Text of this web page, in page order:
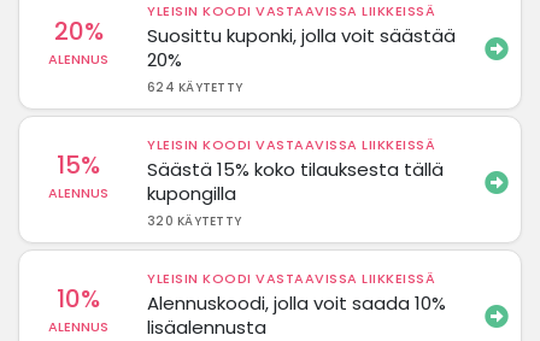
20%
ALENNUS
YLEISIN KOODI VASTAAVISSA LIIKKEISSÄ
Suosittu kuponki, jolla voit säästää
20%
624 KÄYTETTY
15%
ALENNUS
YLEISIN KOODI VASTAAVISSA LIIKKEISSÄ
Säästä 15% koko tilauksesta tällä
kupongilla
320 KÄYTETTY
10%
ALENNUS
YLEISIN KOODI VASTAAVISSA LIIKKEISSÄ
Alennuskoodi, jolla voit saada 10%
lisäalennusta